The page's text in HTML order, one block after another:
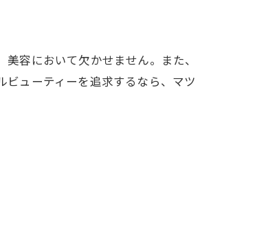
容において欠かせません。また、
ューティーを追求するなら、マツ